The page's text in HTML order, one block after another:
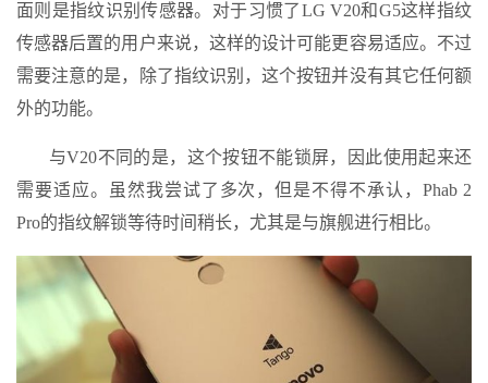
面则是指纹识别传感器。对于习惯了LG V20和G5这样指纹
传感器后置的用户来说，这样的设计可能更容易适应。不过
需要注意的是，除了指纹识别，这个按钮并没有其它任何额
外的功能。
与V20不同的是，这个按钮不能锁屏，因此使用起来还
需要适应。虽然我尝试了多次，但是不得不承认，Phab 2
Pro的指纹解锁等待时间稍长，尤其是与旗舰进行相比。